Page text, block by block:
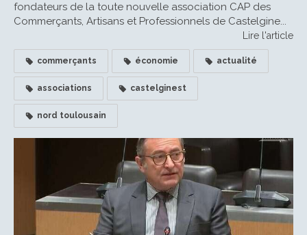
fondateurs de la toute nouvelle association CAP des
Commerçants, Artisans et Professionnels de Castelgine...
Lire l'article
commerçants économie actualité
associations castelginest
nord toulousain